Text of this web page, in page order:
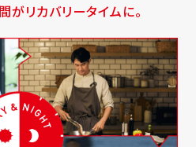
がリカバリータイムに。